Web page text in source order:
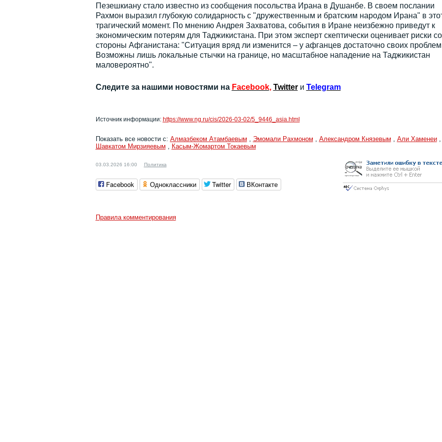
Пезешкиану стало известно из сообщения посольства Ирана в Душанбе. В своем послании
Рахмон выразил глубокую солидарность с "дружественным и братским народом Ирана" в
трагический момент. По мнению Андрея Захватова, события в Иране неизбежно приведут к
экономическим потерям для Таджикистана. При этом эксперт скептически оценивает риски со
стороны Афганистана: "Ситуация вряд ли изменится – у афганцев достаточно своих
Возможны лишь локальные стычки на границе, но масштабное нападение на Таджикистан
маловероятно".
Следите за нашими новостями на Facebook, Twitter и Telegram
Источник информации: https://www.ng.ru/cis/2026-03-02/5_9446_asia.html
Показать все новости с: Алмазбеком Атамбаевым , Эмомали Рахмоном , Александром Князевым , Али Хаменеи,
Шавкатом Мирзияевым , Касым-Жомартом Токаевым
03.03.2026 16:00 Политика
Facebook Одноклассники Twitter ВКонтакте
Правила комментирования